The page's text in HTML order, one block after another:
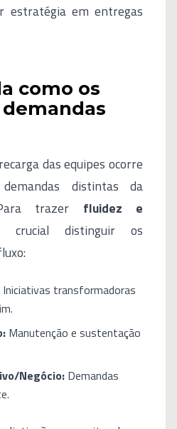
estratégia em entregas
como os
das equipes ocorre
distintas da
trazer fluidez e
distinguir os
Iniciativas transformadoras
Manutenção e sustentação
Negócio: Demandas